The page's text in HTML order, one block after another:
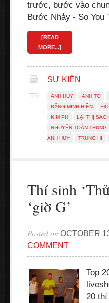
trước, bước vào
Bước Nhảy - So You
[READ
MORE...]
SỰ KIỆN
ANH HUY ANH TO
ĐẶNG MINH HIỀN
KIM PH
LẠI THỊ SAO
NGUYỄN TOÀN TRUNG
ANH HUY
TRUNG HI
Thí sinh
‘giờ G’
Posted on OCTOBER
COMMENT
Top
20